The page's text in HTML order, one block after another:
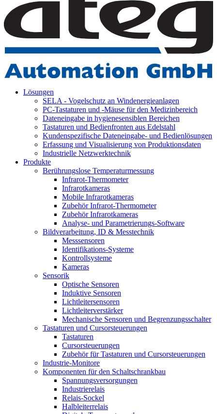
Lösungen
SELA - Vogelschutz an Windenergieanlagen
PC-Tastaturen und -Mäuse für den Medizinbereich
Dateneingabe in hygienesensiblen Bereichen
Tastaturen und Bedienfronten aus Edelstahl
Kundenspezifische Dateneingabe- und Bedienlösungen
Erfassung und Visualisierung von Produktionsdaten
Industrielle Netzwerktechnik
Produkte
Berührungslose Temperaturmessung
Infrarot-Thermometer
Infrarotkameras
Mobile Infrarotkameras
Zubehör Infrarot-Thermometer
Zubehör Infrarotkameras
Analyse- und Parametrierungs-Software
Bildverarbeitung, ID & Messtechnik
Messsensoren
Identifikations-Systeme
Kontrollsysteme
Kameras
Sensorik
Optische Sensoren
Induktive Sensoren
Lichtleitersensoren
Lichtleiterverstärker
Mechanische Sensoren und Begrenzungsschalter
Tastaturen und Cursorsteuerungen
Tastaturen
Cursorsteuerungen
Zubehör für Tastaturen und Cursorsteuerungen
Industrie-Monitore
Komponenten für den Schaltschrankbau
Spannungsversorgungen
Industrierelais
Relais-Sockel
Halbleiterrelais